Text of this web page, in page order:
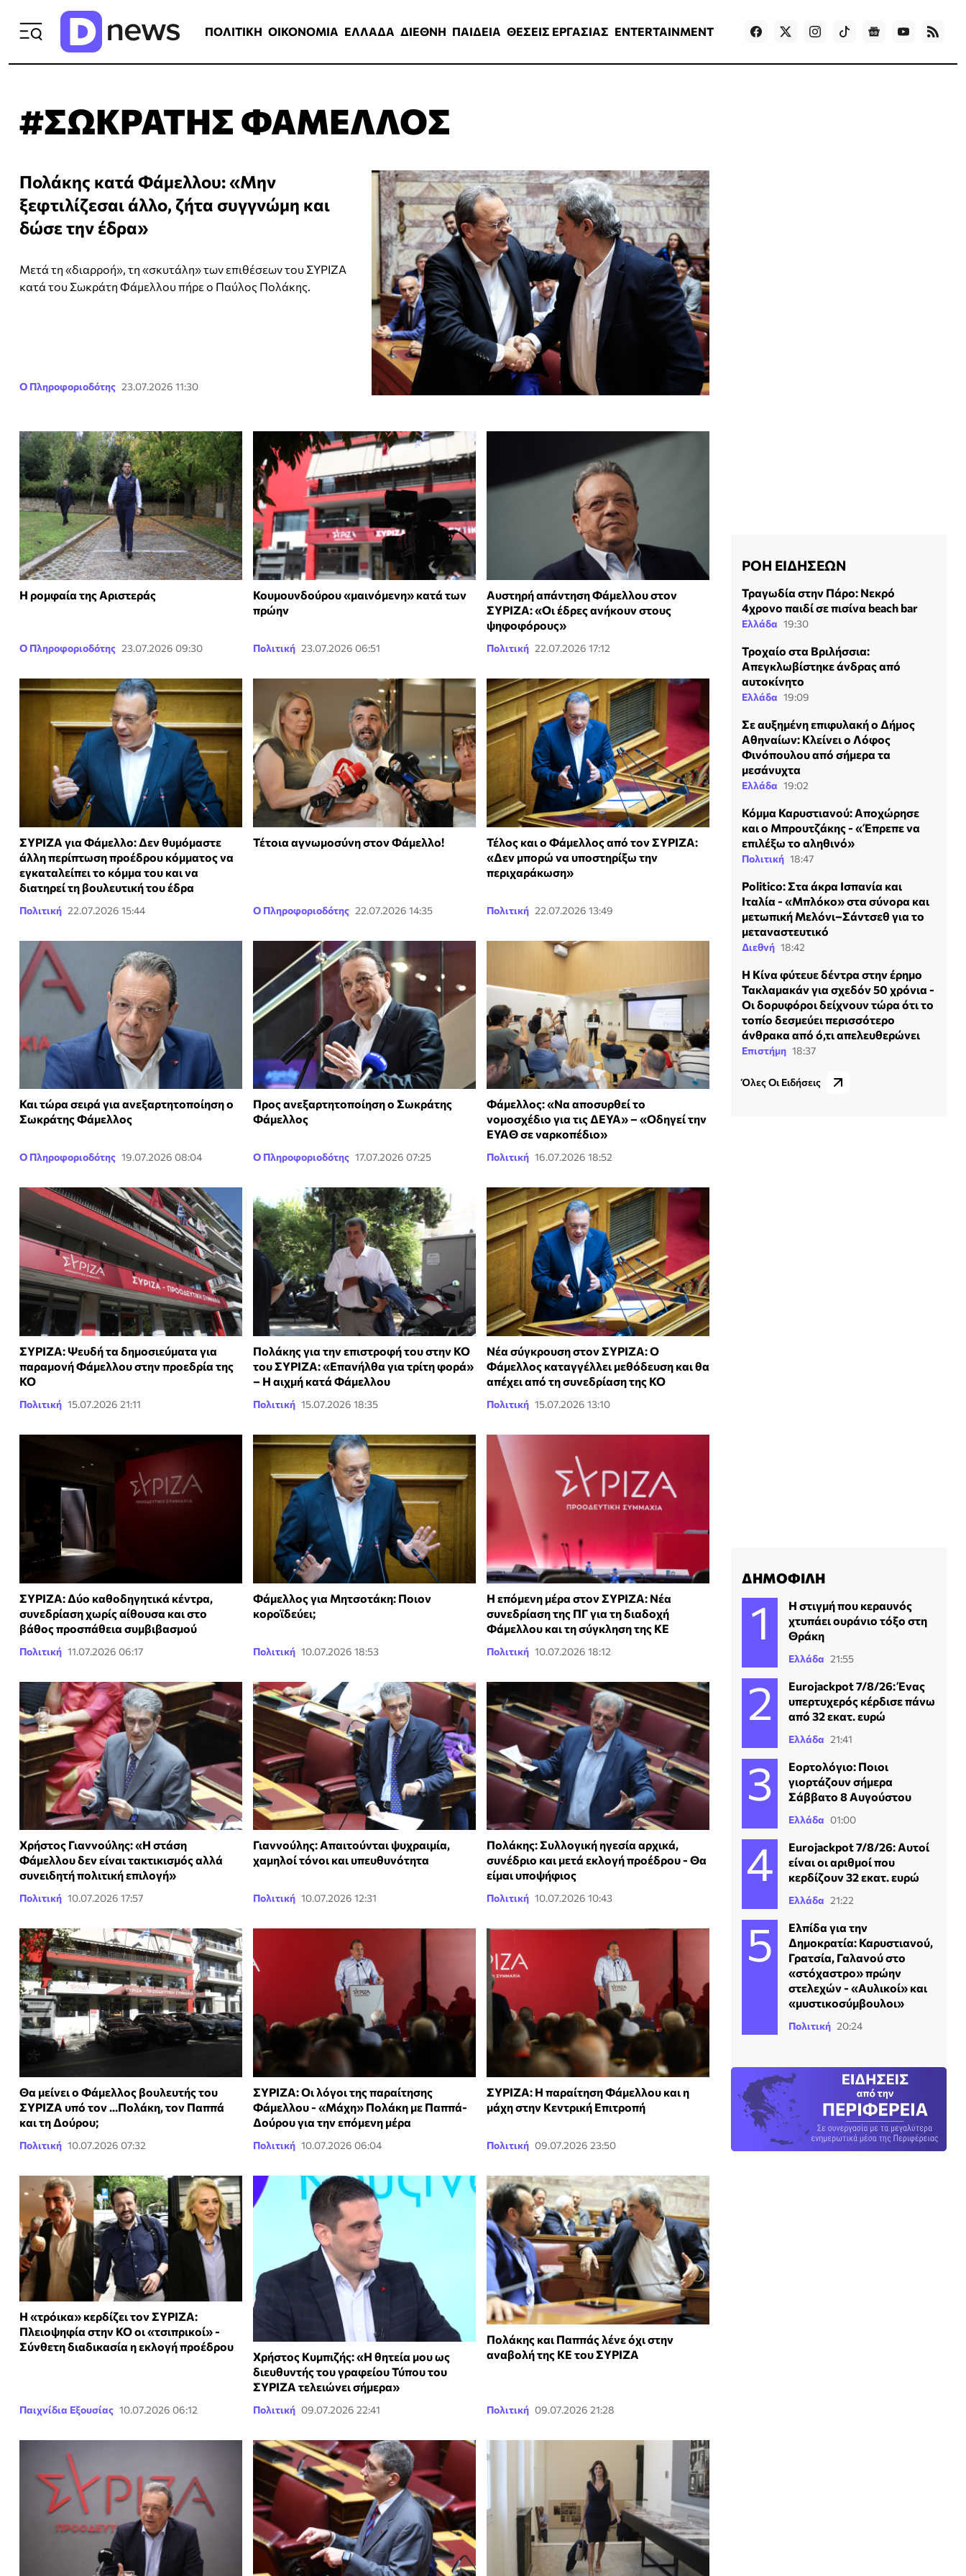
ΠΟΛΙΤΙΚΗ ΟΙΚΟΝΟΜΙΑ ΕΛΛΑΔΑ ΔΙΕΘΝΗ ΠΑΙΔΕΙΑ ΘΕΣΕΙΣ ΕΡΓΑΣΙΑΣ ENTERTAINMENT Games
#ΣΩΚΡΑΤΗΣ ΦΑΜΕΛΛΟΣ
Πολάκης κατά Φάμελλου: «Μην
ξεφτιλίζεσαι άλλο, ζήτα συγγνώμη και
δώσε την έδρα»
Μετά τη «διαρροή», τη «σκυτάλη» των επιθέσεων του ΣΥΡΙΖΑ
κατά του Σωκράτη Φάμελλου πήρε ο Παύλος Πολάκης.
Ο Πληροφοριοδότης 23.07.2026 11:30
Η ρομφαία της Αριστεράς
Ο Πληροφοριοδότης 23.07.2026 09:30
Κουμουνδούρου «μαινόμενη» κατά των
πρώην
Πολιτική 23.07.2026 06:51
Αυστηρή απάντηση Φάμελλου στον
ΣΥΡΙΖΑ: «Οι έδρες ανήκουν στους
ψηφοφόρους»
Πολιτική 22.07.2026 17:12
ΣΥΡΙΖΑ για Φάμελλο: Δεν θυμόμαστε
άλλη περίπτωση προέδρου κόμματος να
εγκαταλείπει το κόμμα του και να
διατηρεί τη βουλευτική του έδρα
Πολιτική 22.07.2026 15:44
Τέτοια αγνωμοσύνη στον Φάμελλο!
Ο Πληροφοριοδότης 22.07.2026 14:35
Τέλος και ο Φάμελλος από τον ΣΥΡΙΖΑ:
«Δεν μπορώ να υποστηρίξω την
περιχαράκωση»
Πολιτική 22.07.2026 13:49
Και τώρα σειρά για ανεξαρτητοποίηση ο
Σωκράτης Φάμελλος
Ο Πληροφοριοδότης 19.07.2026 08:04
Προς ανεξαρτητοποίηση ο Σωκράτης
Φάμελλος
Ο Πληροφοριοδότης 17.07.2026 07:25
Φάμελλος: «Να αποσυρθεί το
νομοσχέδιο για τις ΔΕΥΑ» – «Οδηγεί την
ΕΥΑΘ σε ναρκοπέδιο»
Πολιτική 16.07.2026 18:52
ΣΥΡΙΖΑ: Ψευδή τα δημοσιεύματα για
παραμονή Φάμελλου στην προεδρία της
ΚΟ
Πολιτική 15.07.2026 21:11
Πολάκης για την επιστροφή του στην ΚΟ
του ΣΥΡΙΖΑ: «Επανήλθα για τρίτη φορά»
– Η αιχμή κατά Φάμελλου
Πολιτική 15.07.2026 18:35
Νέα σύγκρουση στον ΣΥΡΙΖΑ: Ο
Φάμελλος καταγγέλλει μεθόδευση και θα
απέχει από τη συνεδρίαση της ΚΟ
Πολιτική 15.07.2026 13:10
ΣΥΡΙΖΑ: Δύο καθοδηγητικά κέντρα,
συνεδρίαση χωρίς αίθουσα και στο
βάθος προσπάθεια συμβιβασμού
Πολιτική 11.07.2026 06:17
Φάμελλος για Μητσοτάκη: Ποιον
κοροϊδεύει;
Πολιτική 10.07.2026 18:53
Η επόμενη μέρα στον ΣΥΡΙΖΑ: Νέα
συνεδρίαση της ΠΓ για τη διαδοχή
Φάμελλου και τη σύγκληση της ΚΕ
Πολιτική 10.07.2026 18:12
Χρήστος Γιαννούλης: «Η στάση
Φάμελλου δεν είναι τακτικισμός αλλά
συνειδητή πολιτική επιλογή»
Πολιτική 10.07.2026 17:57
Γιαννούλης: Απαιτούνται ψυχραιμία,
χαμηλοί τόνοι και υπευθυνότητα
Πολιτική 10.07.2026 12:31
Πολάκης: Συλλογική ηγεσία αρχικά,
συνέδριο και μετά εκλογή προέδρου - Θα
είμαι υποψήφιος
Πολιτική 10.07.2026 10:43
Θα μείνει ο Φάμελλος βουλευτής του
ΣΥΡΙΖΑ υπό τον ...Πολάκη, τον Παππά
και τη Δούρου;
Πολιτική 10.07.2026 07:32
ΣΥΡΙΖΑ: Οι λόγοι της παραίτησης
Φάμελλου - «Μάχη» Πολάκη με Παππά-
Δούρου για την επόμενη μέρα
Πολιτική 10.07.2026 06:04
ΣΥΡΙΖΑ: Η παραίτηση Φάμελλου και η
μάχη στην Κεντρική Επιτροπή
Πολιτική 09.07.2026 23:50
Η «τρόικα» κερδίζει τον ΣΥΡΙΖΑ:
Πλειοψηφία στην ΚΟ οι «τσιπρικοί» -
Σύνθετη διαδικασία η εκλογή προέδρου
Παιχνίδια Εξουσίας 10.07.2026 06:12
Χρήστος Κυμπιζής: «Η θητεία μου ως
διευθυντής του γραφείου Τύπου του
ΣΥΡΙΖΑ τελειώνει σήμερα»
Πολιτική 09.07.2026 22:41
Πολάκης και Παππάς λένε όχι στην
αναβολή της ΚΕ του ΣΥΡΙΖΑ
Πολιτική 09.07.2026 21:28
ΡΟΗ ΕΙΔΗΣΕΩΝ
Τραγωδία στην Πάρο: Νεκρό
4χρονο παιδί σε πισίνα beach bar
Ελλάδα 19:30
Τροχαίο στα Βριλήσσια:
Απεγκλωβίστηκε άνδρας από
αυτοκίνητο
Ελλάδα 19:09
Σε αυξημένη επιφυλακή ο Δήμος
Αθηναίων: Κλείνει ο Λόφος
Φινόπουλου από σήμερα τα
μεσάνυχτα
Ελλάδα 19:02
Κόμμα Καρυστιανού: Αποχώρησε
και ο Μπρουτζάκης - «Έπρεπε να
επιλέξω το αληθινό»
Πολιτική 18:47
Politico: Στα άκρα Ισπανία και
Ιταλία - «Μπλόκο» στα σύνορα και
μετωπική Μελόνι–Σάντσεθ για το
μεταναστευτικό
Διεθνή 18:42
Η Κίνα φύτευε δέντρα στην έρημο
Τακλαμακάν για σχεδόν 50 χρόνια -
Οι δορυφόροι δείχνουν τώρα ότι το
τοπίο δεσμεύει περισσότερο
άνθρακα από ό,τι απελευθερώνει
Επιστήμη 18:37
Όλες Οι Ειδήσεις
ΔΗΜΟΦΙΛΗ
H στιγμή που κεραυνός
χτυπάει ουράνιο τόξο στη
Θράκη
Ελλάδα 21:55
Eurojackpot 7/8/26: Ένας
υπερτυχερός κέρδισε πάνω
από 32 εκατ. ευρώ
Ελλάδα 21:41
Εορτολόγιο: Ποιοι
γιορτάζουν σήμερα
Σάββατο 8 Αυγούστου
Ελλάδα 01:00
Eurojackpot 7/8/26: Αυτοί
είναι οι αριθμοί που
κερδίζουν 32 εκατ. ευρώ
Ελλάδα 21:22
Ελπίδα για την
Δημοκρατία: Καρυστιανού,
Γρατσία, Γαλανού στο
«στόχαστρο» πρώην
στελεχών - «Αυλικοί» και
«μυστικοσύμβουλοι»
Πολιτική 20:24